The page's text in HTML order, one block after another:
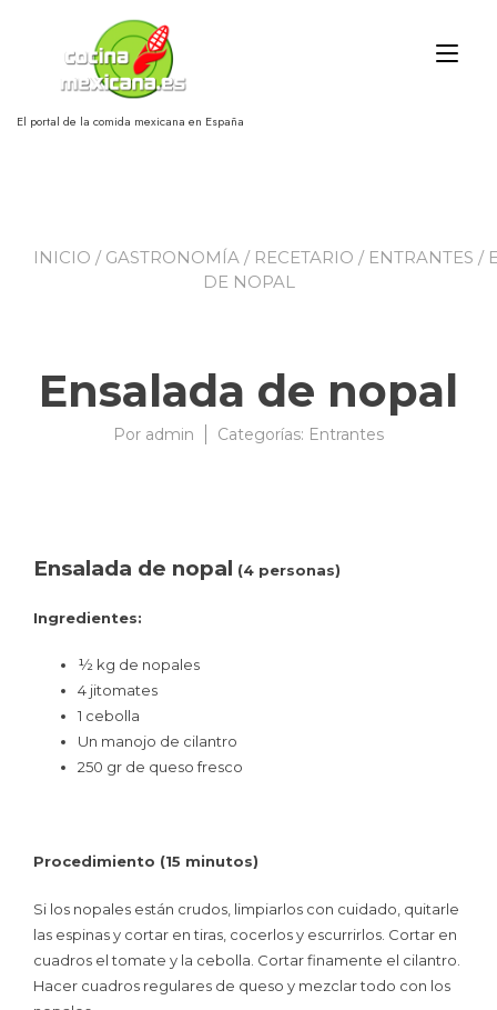
contenido
El portal de la comida mexicana en España
INICIO / GASTRONOMÍA / RECETARIO / ENTRANTES /
DE NOPAL
Ensalada de nopal
Por admin 08/09/2007
Categorías: Entrantes
Ensalada de nopal (4 personas)
Ingredientes:
½ kg de nopales
4 jitomates
1 cebolla
Un manojo de cilantro
250 gr de queso fresco
Procedimiento (15 minutos)
Si los nopales están crudos, limpiarlos con cuidado, quitarle
las espinas y cortar en tiras, cocerlos y escurrirlos. Cortar en
cuadros el tomate y la cebolla. Cortar finamente el cilantro.
Hacer cuadros regulares de queso y mezclar todo con los